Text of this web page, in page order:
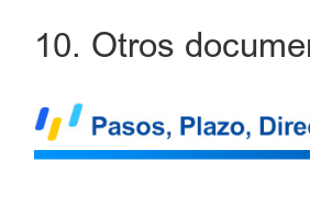
10. Otros